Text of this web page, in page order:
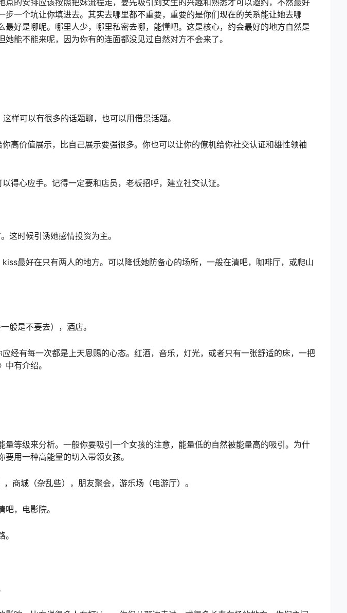
的安排应该按照把妹流程走，要先吸引到女生的兴趣和熟悉才可以邀约，不然最好
步一个坑让你填进去。其实去哪里都不重要，重要的是你们现在的关系能让她去哪
最好是哪呢。哪里人少，哪里私密去哪，能懂吧。这是核心，约会最好的地方自然是
能不能来呢，因为你有的连面都没见过自然对方不会来了。
样可以有很多的话题聊，也可以用借景话题。
高价值展示，比自己展示要强很多。你也可以让你的僚机给你社交认证和雄性领袖
得心应手。记得一定要和店员，老板招呼，建立社交认证。
这时候引诱她感情投资为主。
最好在只有两人的地方。可以降低她防备心的场所，一般在清吧，咖啡厅，或爬山
般是不要去），酒店。
经有每一次都是上天恩赐的心态。红酒，音乐，灯光，或者只有一张舒适的床，一把
有介绍。
量等级来分析。一般你要吸引一个女孩的注意，能量低的自然被能量高的吸引。为什
用一种高能量的切入带领女孩。
商城（杂乱些），朋友聚会，游乐场（电游厅）。
，电影院。